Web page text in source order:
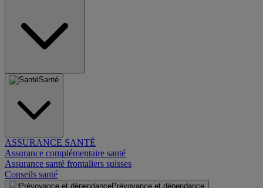
Santé
ASSURANCE SANTÉ
Assurance complémentaire santé
Assurance santé frontaliers suisses
Conseils santé
Prévoyance et dépendance